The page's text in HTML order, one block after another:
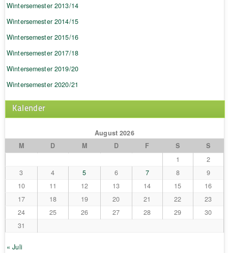
Wintersemester 2013/14
Wintersemester 2014/15
Wintersemester 2015/16
Wintersemester 2017/18
Wintersemester 2019/20
Wintersemester 2020/21
Kalender
August 2026
M
D M D F S
S
1
2
3
4 5 6 7 8
9
10
11 12 13 14 15
16
17
18 19 20 21 22
23
24
25 26 27 28 29
30
31
« Juli